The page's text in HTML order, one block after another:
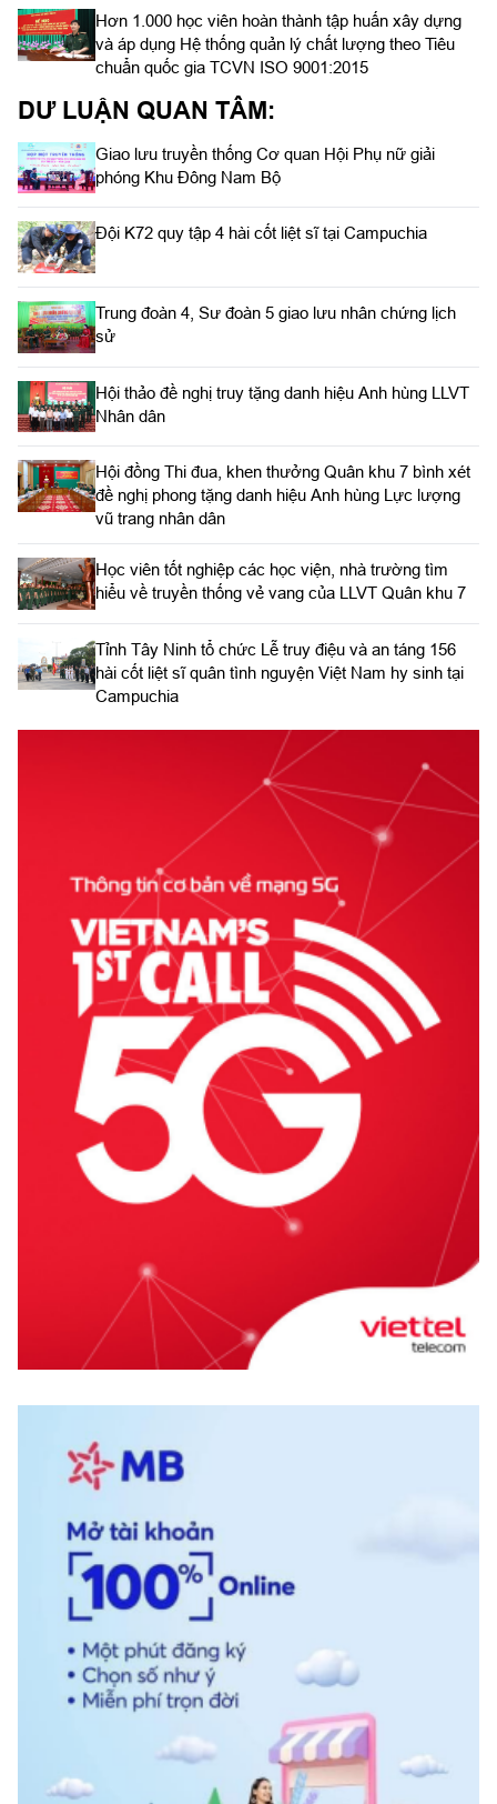
Hơn 1.000 học viên hoàn thành tập huấn xây dựng
và áp dụng Hệ thống quản lý chất lượng theo Tiêu
chuẩn quốc gia TCVN ISO 9001:2015
DƯ LUẬN QUAN TÂM:
Giao lưu truyền thống Cơ quan Hội Phụ nữ giải
phóng Khu Đông Nam Bộ
Đội K72 quy tập 4 hài cốt liệt sĩ tại Campuchia
Trung đoàn 4, Sư đoàn 5 giao lưu nhân chứng lịch
sử
Hội thảo đề nghị truy tặng danh hiệu Anh hùng LLVT
Nhân dân
Hội đồng Thi đua, khen thưởng Quân khu 7 bình xét
đề nghị phong tặng danh hiệu Anh hùng Lực lượng
vũ trang nhân dân
Học viên tốt nghiệp các học viện, nhà trường tìm
hiểu về truyền thống vẻ vang của LLVT Quân khu 7
​Tỉnh Tây Ninh tổ chức Lễ truy điệu và an táng 156
hài cốt liệt sĩ quân tình nguyện Việt Nam hy sinh tại
Campuchia